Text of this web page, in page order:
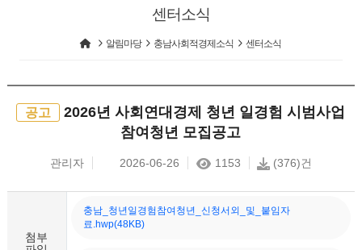
센터소식
알림마당 충남사회적경제소식 센터소식
공고
2026년 사회연대경제 청년 일경험 시범사업
참여청년 모집공고
관리자 2026-06-26 1153 (376)건
첨부
충남_청년일경험참여청년_신청서외_및_붙임자
료.hwp(48KB)